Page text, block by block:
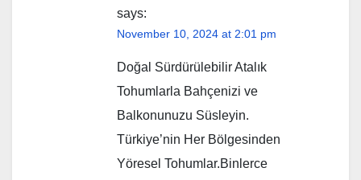
says:
November 10, 2024 at 2:01 pm
Doğal Sürdürülebilir Atalık
Tohumlarla Bahçenizi ve
Balkonunuzu Süsleyin.
Türkiye’nin Her Bölgesinden
Yöresel Tohumlar.Binlerce